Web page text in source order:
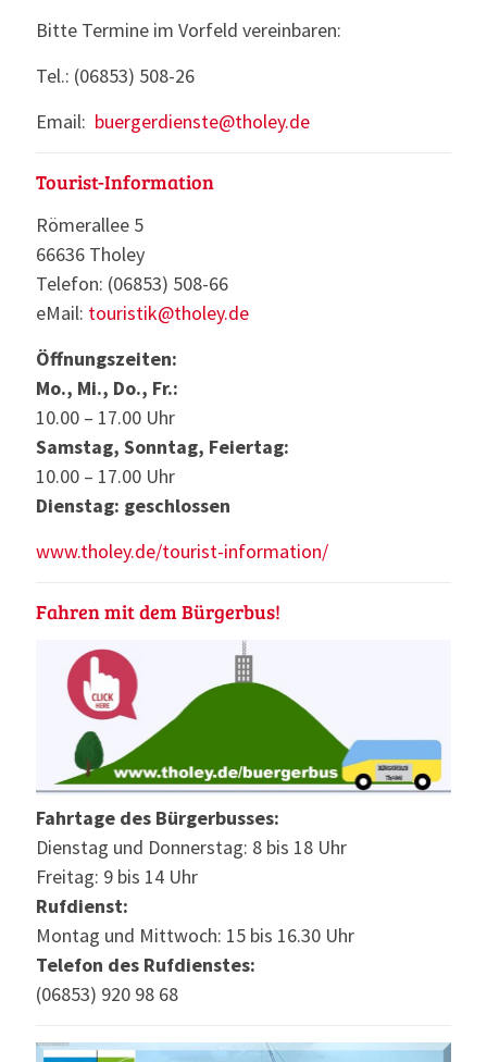
Bitte Termine im Vorfeld vereinbaren:
Tel.: (06853) 508-26
Email: buergerdienste@tholey.de
Tourist-Information
Römerallee 5
66636 Tholey
Telefon: (06853) 508-66
eMail: touristik@tholey.de
Öffnungszeiten:
Mo., Mi., Do., Fr.:
10.00 – 17.00 Uhr
Samstag, Sonntag, Feiertag:
10.00 – 17.00 Uhr
Dienstag: geschlossen
www.tholey.de/tourist-information/
Fahren mit dem Bürgerbus!
Fahrtage des Bürgerbusses:
Dienstag und Donnerstag: 8 bis 18 Uhr
Freitag: 9 bis 14 Uhr
Rufdienst:
Montag und Mittwoch: 15 bis 16.30 Uhr
Telefon des Rufdienstes:
(06853) 920 98 68